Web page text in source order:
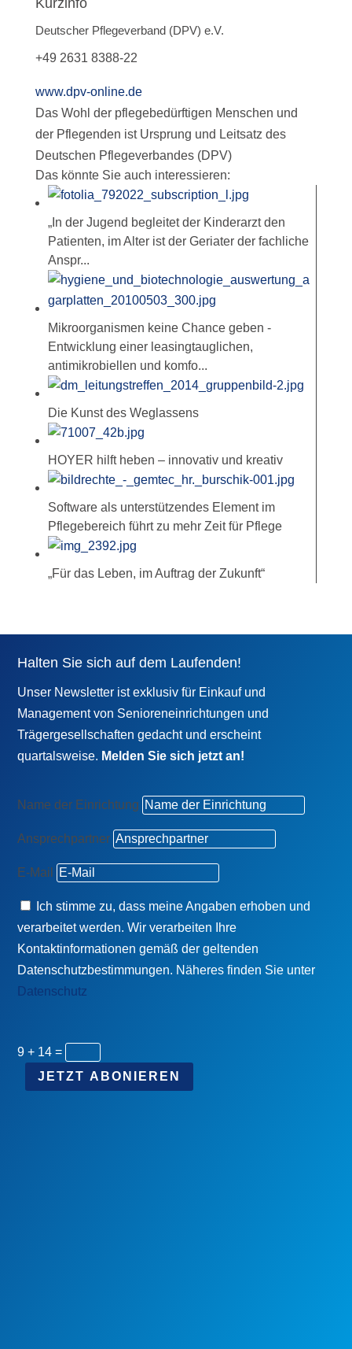
Kurzinfo
Deutscher Pflegeverband (DPV) e.V.
+49 2631 8388-22
www.dpv-online.de
Das Wohl der pflegebedürftigen Menschen und
der Pflegenden ist Ursprung und Leitsatz des
Deutschen Pflegeverbandes (DPV)
Das könnte Sie auch interessieren:
„In der Jugend begleitet der Kinderarzt den
Patienten, im Alter ist der Geriater der fachliche
Anspr...
Mikroorganismen keine Chance geben -
Entwicklung einer leasingtauglichen,
antimikrobiellen und komfo...
Die Kunst des Weglassens
HOYER hilft heben – innovativ und kreativ
Software als unterstützendes Element im
Pflegebereich führt zu mehr Zeit für Pflege
„Für das Leben, im Auftrag der Zukunft“
Halten Sie sich auf dem Laufenden!
Unser Newsletter ist exklusiv für Einkauf und
Management von Senioreneinrichtungen und
Trägergesellschaften gedacht und erscheint
quartalsweise. Melden Sie sich jetzt an!
Name der Einrichtung
Ansprechpartner
E-Mail
Ich stimme zu, dass meine Angaben erhoben und
verarbeitet werden. Wir verarbeiten Ihre
Kontaktinformationen gemäß der geltenden
Datenschutzbestimmungen. Näheres finden Sie unter
Datenschutz
9 + 14 =
JETZT ABONIEREN